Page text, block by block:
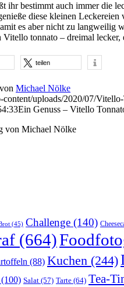
ihr bestimmt auch immer die
diese kleinen
es aber nicht zu langweilig
tonnato – dreimal lecker,
teilen
von Michael Nölke
content/uploads/2020/07/
Ein Genuss – Vitello
von Michael Nölke
(45) Challenge (140)
(664)
(88) Kuchen (244)
(100) Salat (57) Tarte (64) Tea-